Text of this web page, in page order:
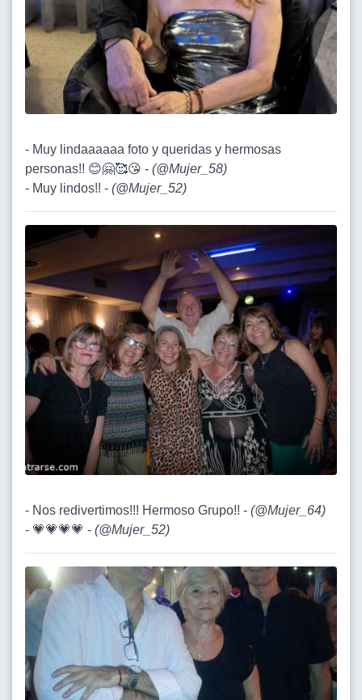
- Muy lindaaaaaa foto y queridas y hermosas
personas!! 😊🤗🥰😘 - (@Mujer_58)
- Muy lindos!! - (@Mujer_52)
- Nos redivertimos!!! Hermoso Grupo!! - (@Mujer_64)
- 💗💗💗💗 - (@Mujer_52)